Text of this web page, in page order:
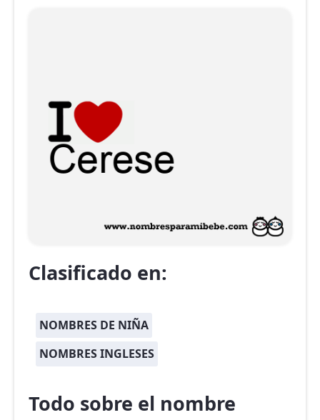
Clasificado en:
NOMBRES DE NIÑA
NOMBRES INGLESES
Todo sobre el nombre